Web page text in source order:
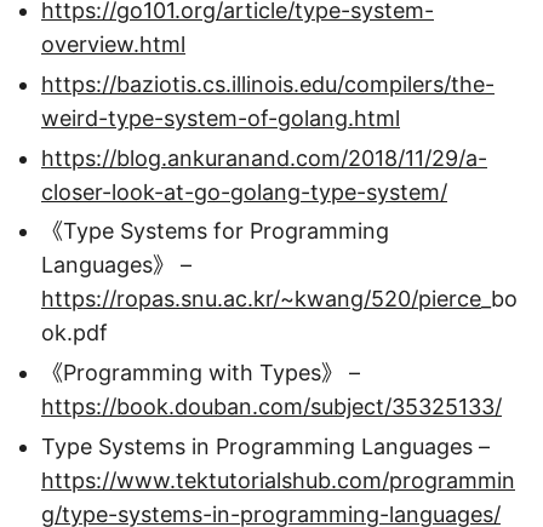
https://go101.org/article/type-system-
overview.html
https://baziotis.cs.illinois.edu/compilers/the-
weird-type-system-of-golang.html
https://blog.ankuranand.com/2018/11/29/a-
closer-look-at-go-golang-type-system/
《Type Systems for Programming
Languages》 –
https://ropas.snu.ac.kr/~kwang/520/pierce _bo
ok.pdf
《Programming with Types》 –
https://book.douban.com/subject/35325133/
Type Systems in Programming Languages –
https://www.tektutorialshub.com/programmin
g/type-systems-in-programming-languages/